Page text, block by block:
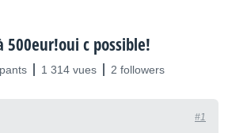
500eur!oui c possible!
1 314 vues 2 followers
#1